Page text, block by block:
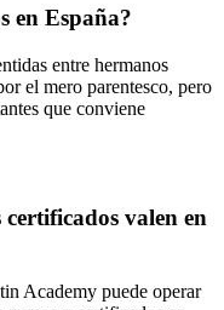
en España?
entre hermanos
el mero parentesco, pero
que conviene
valen en
Academy puede operar